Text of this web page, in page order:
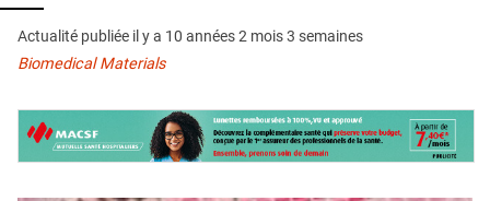
CRÉDITS
Actualité publiée il y a 10 années 2 mois 3 semaines
Biomedical Materials